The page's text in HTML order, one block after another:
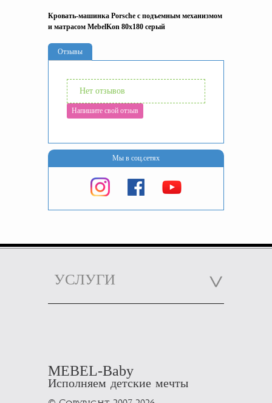
Кровать-машинка Porsche с подъемным механизмом
и матрасом MebelKon 80x180 серый
Отзывы
Нет отзывов
Напишите свой отзыв
Мы в соц.сетях
УСЛУГИ
MEBEL-Baby
Исполняем детские мечты